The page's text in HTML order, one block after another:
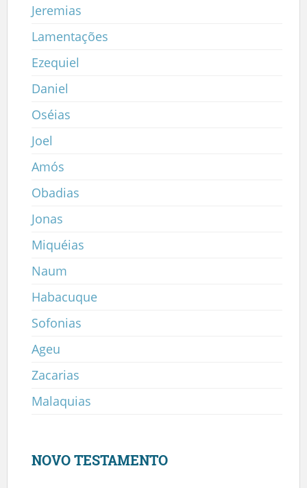
Jeremias
Lamentações
Ezequiel
Daniel
Oséias
Joel
Amós
Obadias
Jonas
Miquéias
Naum
Habacuque
Sofonias
Ageu
Zacarias
Malaquias
NOVO TESTAMENTO